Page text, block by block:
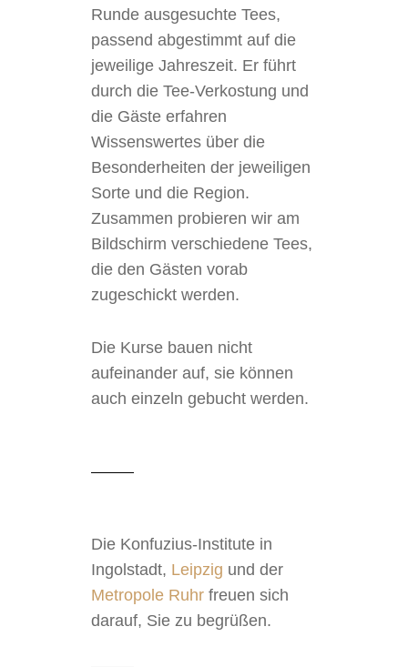
Runde ausgesuchte Tees,
passend abgestimmt auf die
jeweilige Jahreszeit. Er führt
durch die Tee-Verkostung und
die Gäste erfahren
Wissenswertes über die
Besonderheiten der jeweiligen
Sorte und die Region.
Zusammen probieren wir am
Bildschirm verschiedene Tees,
die den Gästen vorab
zugeschickt werden.
Die Kurse bauen nicht
aufeinander auf, sie können
auch einzeln gebucht werden.
Die Konfuzius-Institute in
Ingolstadt, Leipzig und der
Metropole Ruhr freuen sich
darauf, Sie zu begrüßen.